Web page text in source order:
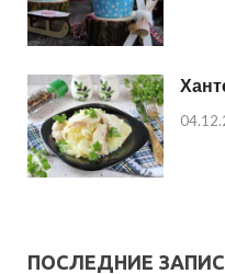
ПОСЛЕДНИЕ